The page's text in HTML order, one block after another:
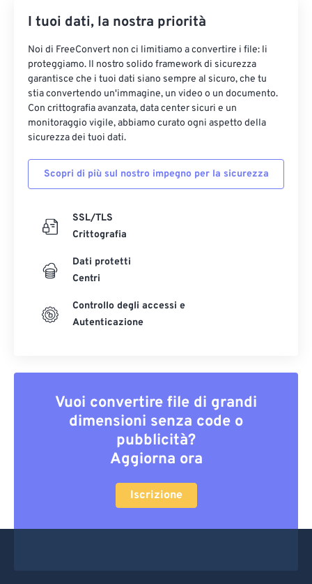
I tuoi dati, la nostra priorità
Noi di FreeConvert non ci limitiamo a convertire i file: li
proteggiamo. Il nostro solido framework di sicurezza
garantisce che i tuoi dati siano sempre al sicuro, che tu
stia convertendo un'immagine, un video o un documento.
Con crittografia avanzata, data center sicuri e un
monitoraggio vigile, abbiamo curato ogni aspetto della
sicurezza dei tuoi dati.
Scopri di più sul nostro impegno per la sicurezza
SSL/TLS
Crittografia
Dati protetti
Centri
Controllo degli accessi e
Autenticazione
Vuoi convertire file di grandi
dimensioni senza code o
pubblicità?
Aggiorna ora
Iscrizione